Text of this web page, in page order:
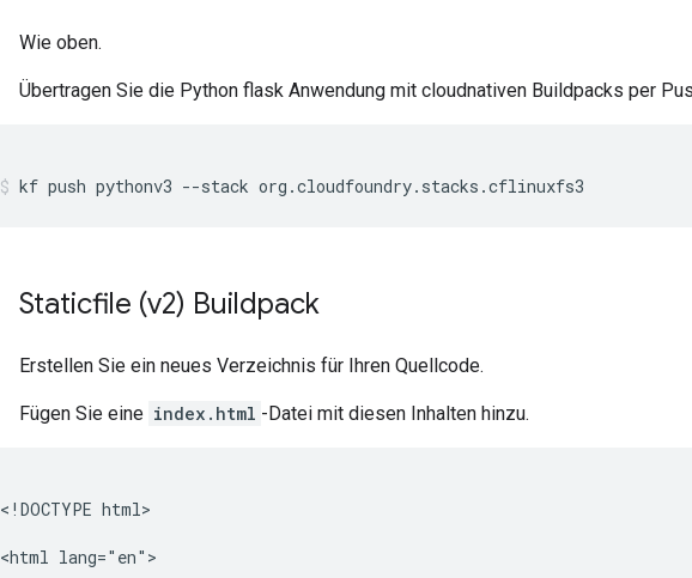
Wie oben.
Übertragen Sie die Python flask Anwendung mit cloudnativen Buildpacks per
kf push pythonv3 --stack org.cloudfoundry.stacks.cflinuxfs3
Staticfile (v2) Buildpack
Erstellen Sie ein neues Verzeichnis für Ihren Quellcode.
Fügen Sie eine index.html -Datei mit diesen Inhalten hinzu.
<!DOCTYPE html>
<html lang="en">